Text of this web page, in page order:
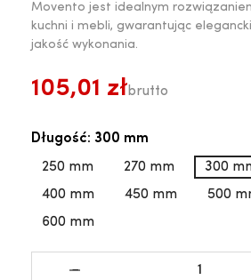
Movento jest idealnym
kuchni i mebli, gwarantując
jakość wykonania.
105,01 złbrutto
Długość: 300 mm
250 mm
270 mm 300
400 mm
450 mm 500
600 mm
-